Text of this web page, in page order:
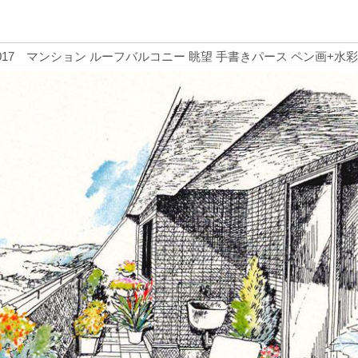
マンション ルーフバルコニー 眺望 手書きパース ペン画+水